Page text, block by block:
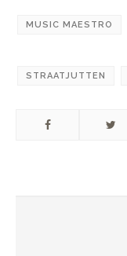
MUSIC MAESTRO
STRAATJUTTEN